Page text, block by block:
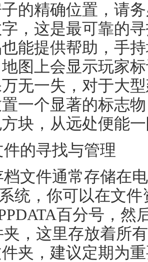
的精确位置，请
，这是最可靠的
能提供帮助，手
图上会显示玩家
无一失，对于大
一个显著的标志
块，从远处便能
的寻找与管理
文件通常存储在
统，你可以在文
百分号，然
夹，这里存放着所
夹，建议定期为